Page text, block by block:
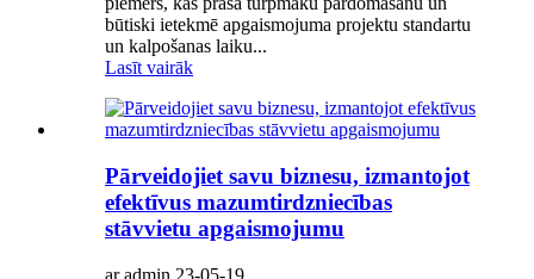
būtiski ietekmē apgaismojuma projektu standartu
un kalpošanas laiku...
Lasīt vairāk
Pārveidojiet savu biznesu, izmantojot
efektīvus mazumtirdzniecības
stāvvietu apgaismojumu
ar admin 23-05-19